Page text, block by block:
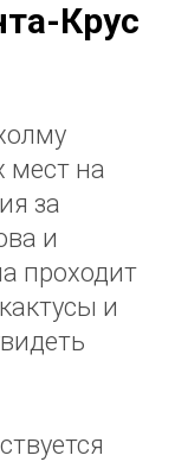
Крус
мест на
за
и
проходит
и